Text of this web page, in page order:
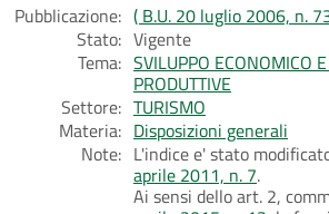
Pubblicazione: ( B.U. 20 luglio 2006, n.
Stato: Vigente
Tema: SVILUPPO ECONOMICO E
PRODUTTIVE
Settore: TURISMO
Materia: Disposizioni generali
Note: L'indice e' stato
aprile 2011, n. 7.
Ai sensi dello art. 2,